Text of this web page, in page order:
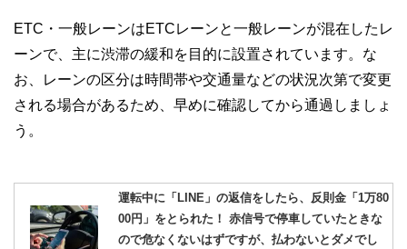
ETC・一般レーンはETCレーンと一般レーンが混在したレ
ーンで、主に渋滞の緩和を目的に設置されています。な
お、レーンの区分は時間帯や交通量などの状況次第で変更
される場合があるため、早めに確認してから通過しましょ
う。
運転中に「LINE」の返信をしたら、反則金「1万80
00円」をとられた！ 赤信号で停車していたときな
ので危なくないはずですが、払わないとダメでし